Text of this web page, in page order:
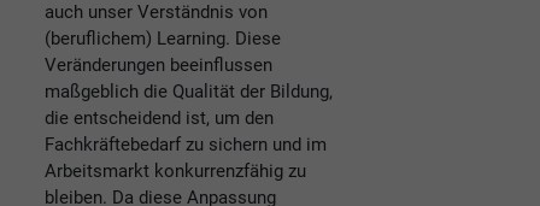
auch unser Verständnis von
(beruflichem) Learning. Diese
Veränderungen beeinflussen
maßgeblich die Qualität der Bildung,
die entscheidend ist, um den
Fachkräftebedarf zu sichern und im
Arbeitsmarkt konkurrenzfähig zu
bleiben. Da diese Anpassung